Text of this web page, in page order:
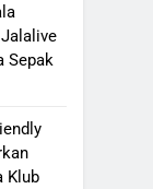
Sepak
Klub